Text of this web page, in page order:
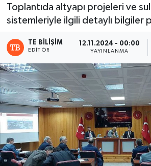
Toplantıda altyapı projeleri ve
sistemleriyle ilgili detaylı bilgiler
TE BILIŞIM
EDITÖR
12.11.2024 - 00:00
YAYINLANMA